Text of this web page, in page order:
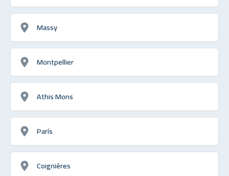
Massy
Montpellier
Athis Mons
París
Coignières